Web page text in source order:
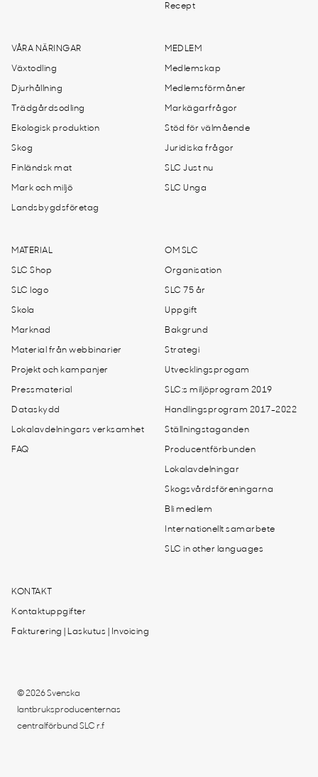
Recept
VÅRA NÄRINGAR
Växtodling
Djurhållning
Trädgårdsodling
Ekologisk produktion
Skog
Finländsk mat
Mark och miljö
Landsbygdsföretag
MEDLEM
Medlemskap
Medlemsförmåner
Markägarfrågor
Stöd för välmående
Juridiska frågor
SLC Just nu
SLC Unga
MATERIAL
SLC Shop
SLC logo
Skola
Marknad
Material från webbinarier
Projekt och kampanjer
Pressmaterial
Dataskydd
Lokalavdelningars verksamhet
FAQ
OM SLC
Organisation
SLC 75 år
Uppgift
Bakgrund
Strategi
Utvecklingsprogam
SLC:s miljöprogram 2019
Handlingsprogram 2017-2022
Ställningstaganden
Producentförbunden
Lokalavdelningar
Skogsvårdsföreningarna
Bli medlem
Internationellt samarbete
SLC in other languages
KONTAKT
Kontaktuppgifter
Fakturering | Laskutus | Invoicing
© 2026 Svenska
lantbruksproducenternas
centralförbund SLC r.f